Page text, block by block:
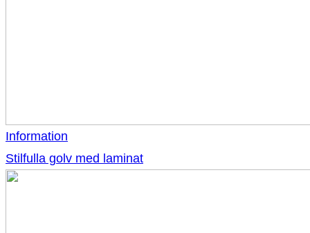
Information
Stilfulla golv med laminat